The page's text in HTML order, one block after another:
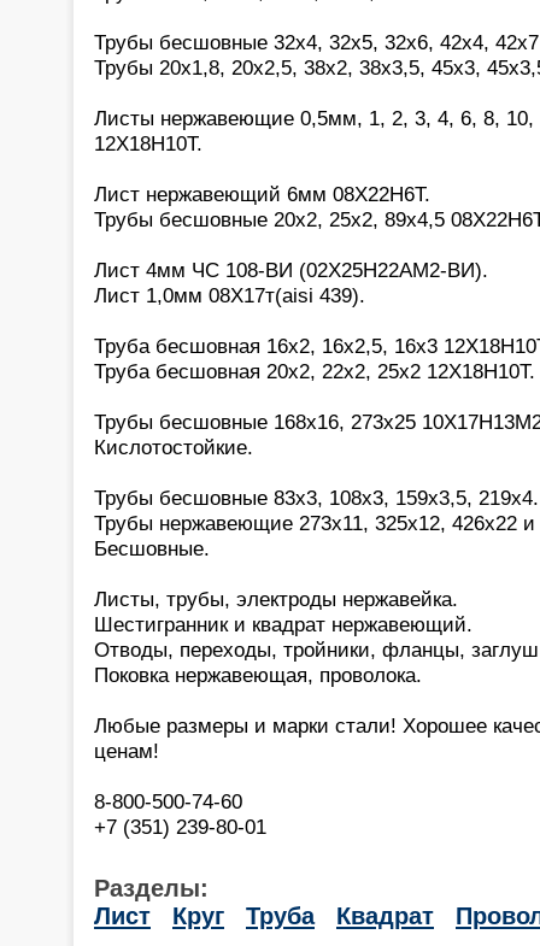
Трубы бесшовные 32х4, 32х5, 32х6, 42х4,
Трубы 20х1,8, 20х2,5, 38х2, 38х3,5, 45х3,
Листы нержавеющие 0,5мм, 1, 2, 3, 4, 6, 8, 10,
12Х18Н10Т.
Лист нержавеющий 6мм 08Х22Н6Т.
Трубы бесшовные 20х2, 25х2, 89х4,5
Лист 4мм ЧС 108-ВИ (02Х25Н22АМ2-ВИ).
Лист 1,0мм 08Х17т(aisi 439).
Труба бесшовная 16х2, 16х2,5, 16х3
Труба бесшовная 20х2, 22х2, 25х2 12Х18Н10Т.
Трубы бесшовные 168х16, 273х25
Кислотостойкие.
Трубы бесшовные 83х3, 108х3, 159х3,5,
Трубы нержавеющие 273х11, 325х12, 426х22 и
Бесшовные.
Листы, трубы, электроды нержавейка.
Шестигранник и квадрат нержавеющий.
Отводы, переходы, тройники, фланцы,
Поковка нержавеющая, проволока.
Любые размеры и марки стали! Хорошее
ценам!
8-800-500-74-60
+7 (351) 239-80-01
Разделы:
Лист
Круг Труба Квадрат